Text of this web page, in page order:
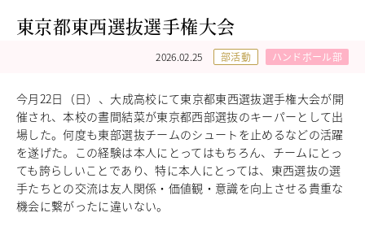
中学入試関連
高校入試関係
中学校 Junior High School
中学校教育
独自の教育
国際理解教育
ICT教育
進路サポート
東京都東西選抜選手権大会
2026.02.25 部活動 ハンドボール部
今月22日（日）、大成高校にて東京都東西選抜選手権大会が開
催され、本校の晝間結菜が東京都西部選抜のキーパーとして出
場した。何度も東部選抜チームのシュートを止めるなどの活躍
を遂げた。この経験は本人にとってはもちろん、チームにとっ
ても誇らしいことであり、特に本人にとっては、東西選抜の選
手たちとの交流は友人関係・価値観・意識を向上させる貴重な
機会に繋がったに違いない。